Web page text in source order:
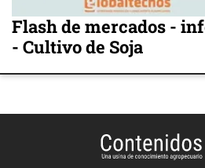
Flash de mercados -
- Cultivo de Soja